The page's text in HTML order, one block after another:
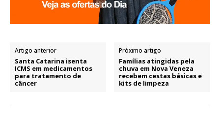
Artigo anterior
Santa Catarina isenta
ICMS em medicamentos
para tratamento de
câncer
Próximo artigo
Famílias atingidas pela
chuva em Nova Veneza
recebem cestas básicas e
kits de limpeza